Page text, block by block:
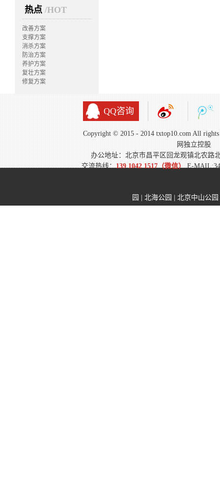
热点/HOT
改善方案
支撑方案
消杀方案
防治方案
养护方案
复壮方案
修复方案
QQ咨询
Copyright © 2015 - 2014 txtop10.com All
网独立控股
办公地址：北京市昌平区回龙观镇北农路
交流热线：139 1042 1517（微信）E-
园 北海公园 北京中山公园